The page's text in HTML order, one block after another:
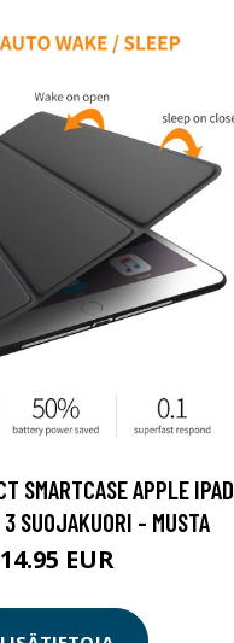
SMARTCASE APPLE IPAD
SUOJAKUORI - MUSTA
14.95 EUR